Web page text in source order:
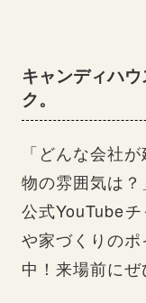
キャンディハ
ク。
「どんな会社
物の雰囲気は？
公式YouTube
や家づくりの
中！来場前に